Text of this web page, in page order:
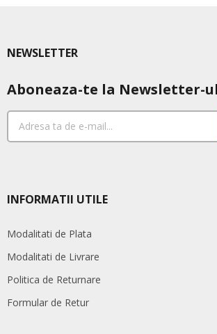
NEWSLETTER
Aboneaza-te la Newsletter-
INFORMATII UTILE
Modalitati de Plata
Modalitati de Livrare
Politica de Returnare
Formular de Retur